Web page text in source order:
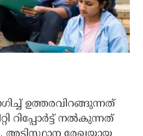
ഉത്തരവിറങ്ങുന്നത്
റിപ്പോർട്ട് നൽകുന്നത്
രേഖയായ